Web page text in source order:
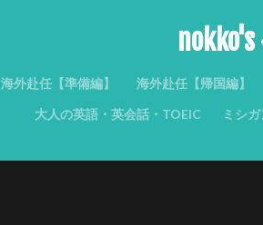
海外赴任【準備編】 海外赴任【帰国編】
大人の英語・英会話・TOEIC
ミシガ